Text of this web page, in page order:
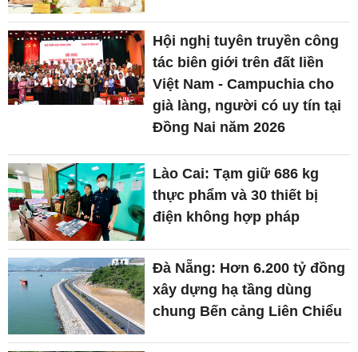
Hội nghị tuyên truyền công
tác biên giới trên đất liền
Việt Nam - Campuchia cho
già làng, người có uy tín tại
Đồng Nai năm 2026
Lào Cai: Tạm giữ 686 kg
thực phẩm và 30 thiết bị
điện không hợp pháp
Đà Nẵng: Hơn 6.200 tỷ đồng
xây dựng hạ tầng dùng
chung Bến cảng Liên Chiểu